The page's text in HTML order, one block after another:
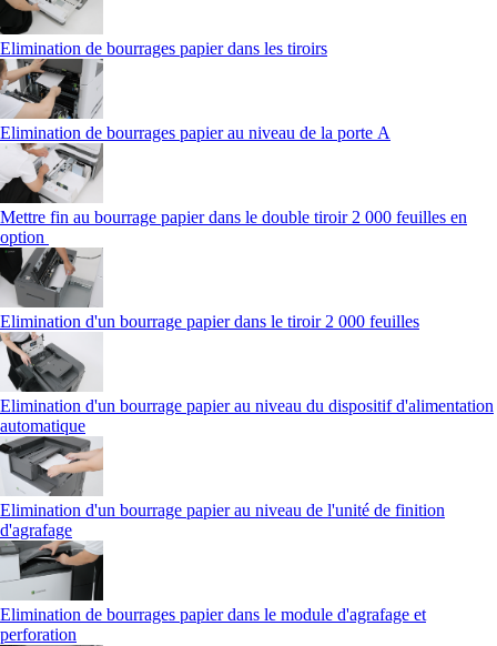
Elimination de bourrages papier dans les tiroirs
Elimination de bourrages papier au niveau de la porte A
Mettre fin au bourrage papier dans le double tiroir 2 000 feuilles en
option
Elimination d'un bourrage papier dans le tiroir 2 000 feuilles
Elimination d'un bourrage papier au niveau du dispositif d'alimentation
automatique
Elimination d'un bourrage papier au niveau de l'unité de finition
d'agrafage
Elimination de bourrages papier dans le module d'agrafage et
perforation